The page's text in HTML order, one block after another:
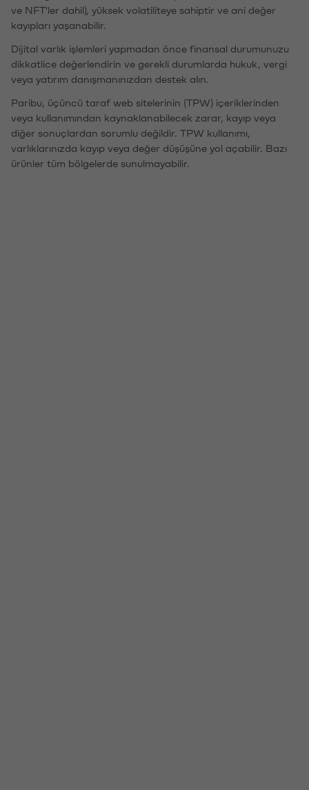
ve NFT'ler dahil), yüksek volatiliteye sahiptir ve ani değer
kayıpları yaşanabilir.
Dijital varlık işlemleri yapmadan önce finansal durumunuzu
dikkatlice değerlendirin ve gerekli durumlarda hukuk, vergi
veya yatırım danışmanınızdan destek alın.
Paribu, üçüncü taraf web sitelerinin (TPW) içeriklerinden
veya kullanımından kaynaklanabilecek zarar, kayıp veya
diğer sonuçlardan sorumlu değildir. TPW kullanımı,
varlıklarınızda kayıp veya değer düşüşüne yol açabilir. Bazı
ürünler tüm bölgelerde sunulmayabilir.